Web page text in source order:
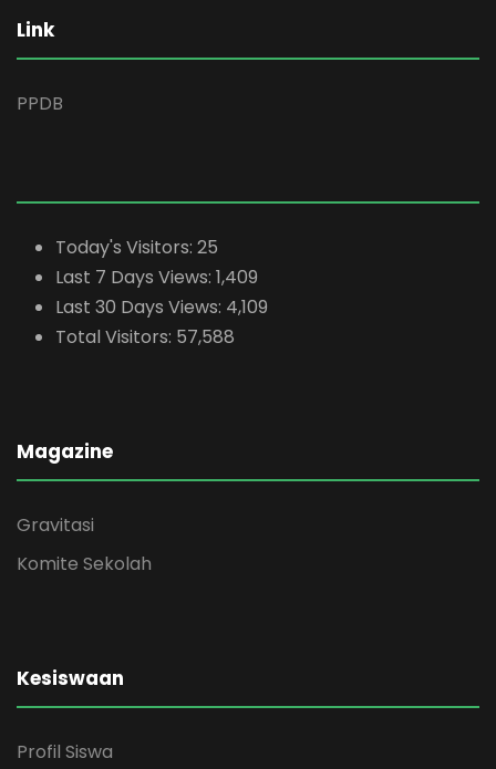
Link
PPDB
Today's Visitors: 25
Last 7 Days Views: 1,409
Last 30 Days Views: 4,109
Total Visitors: 57,588
Magazine
Gravitasi
Komite Sekolah
Kesiswaan
Profil Siswa